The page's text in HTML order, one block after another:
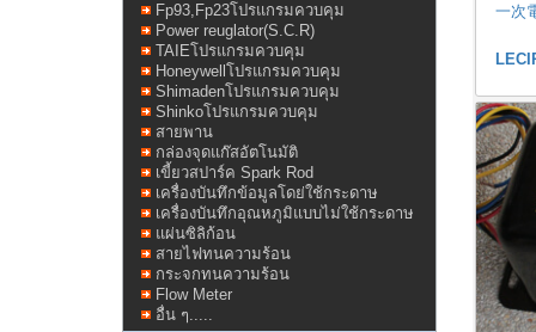
一次
Fp93,Fp23โปรแกรมควบคุม
Power reuglator(S.C.R)
TAIEโปรแกรมควบคุม
Honeywellโปรแกรมควบคุม
Shimadenโปรแกรมควบคุม
Shinkoโปรแกรมควบคุม
สายพาน
กล่องจุดแก๊สอัตโนมัติ
เขี้ยวสปาร์ค Spark Rod
เครื่องบันทึกข้อมูลโดย่ใช้กระดาษ
เครื่องบันทึกอุณหภูมิแบบไม่ใช้กระดาษ
แผ่นซิลิก้อน
สายไฟทนความร้อน
กระจกทนความร้อน
Flow Meter
อื่น ๆ.....